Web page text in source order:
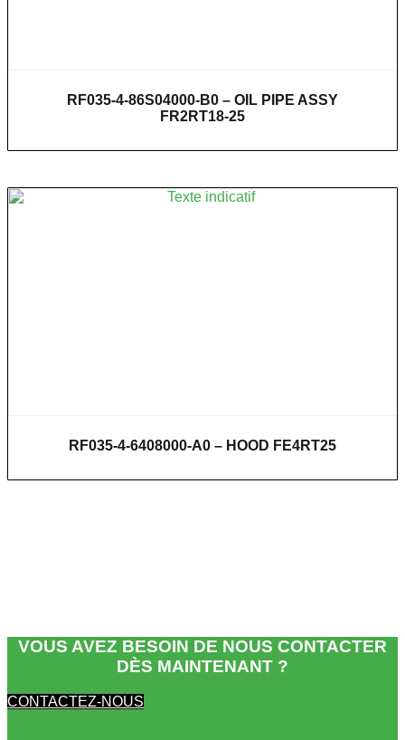
RF035-4-86S04000-B0 – OIL PIPE ASSY
FR2RT18-25
RF035-4-6408000-A0 – HOOD FE4RT25
VOUS AVEZ BESOIN DE NOUS CONTACTER
DÈS MAINTENANT ?
CONTACTEZ-NOUS